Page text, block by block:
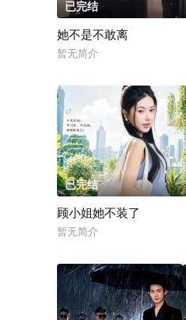
已完结
她不是不敢离
暂无简介
已完结
顾小姐她不装了
暂无简介